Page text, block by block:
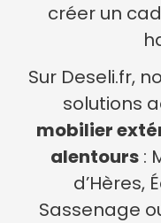
créer un
Sur Deseli.fr,
solutions
mobilier
alentours:
d’Hères,
Sassenage